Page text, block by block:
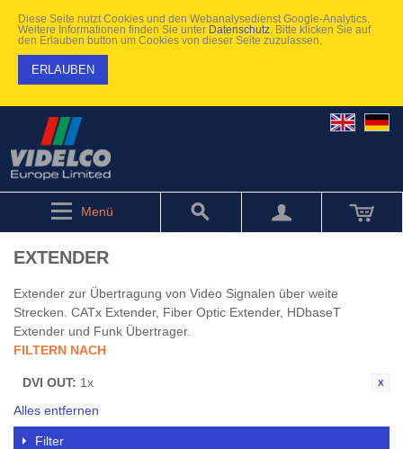
Diese Seite nutzt Cookies und den Webanalysedienst Google-Analytics.
Weitere Informationen finden Sie unter Datenschutz . Bitte klicken Sie auf
den Erlauben button um Cookies von dieser Seite zuzulassen.
ERLAUBEN
Menü
EXTENDER
Extender zur Übertragung von Video Signalen über weite
Strecken. CATx Extender, Fiber Optic Extender, HDbaseT
Extender und Funk Übertrager.
FILTERN NACH
DVI OUT: 1x
Alles entfernen
Filter